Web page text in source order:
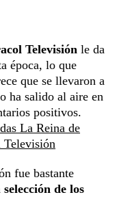
Televisión le da
época, lo que
que se llevaron a
ha salido al aire en
positivos.
La Reina de
Televisión
fue bastante
selección de los